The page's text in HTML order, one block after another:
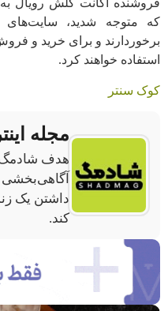
فروشنده اکانت کلش رویال به
که متوجه شدید، سایت‌های
برخوردارند و برای خرید و
استفاده خواهند کرد.
کوک سنتر
مجله
هدف شادمگ
آگاهی‌بخشی
داشتن یک
کند.